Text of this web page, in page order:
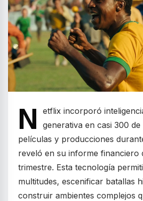
N
etflix incorporó
generativa en casi 300 de
películas y producciones
reveló en su informe financiero
trimestre. Esta tecnología
multitudes, escenificar batallas
construir ambientes complejos